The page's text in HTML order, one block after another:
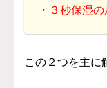
・ ３秒保湿
この２つを主に